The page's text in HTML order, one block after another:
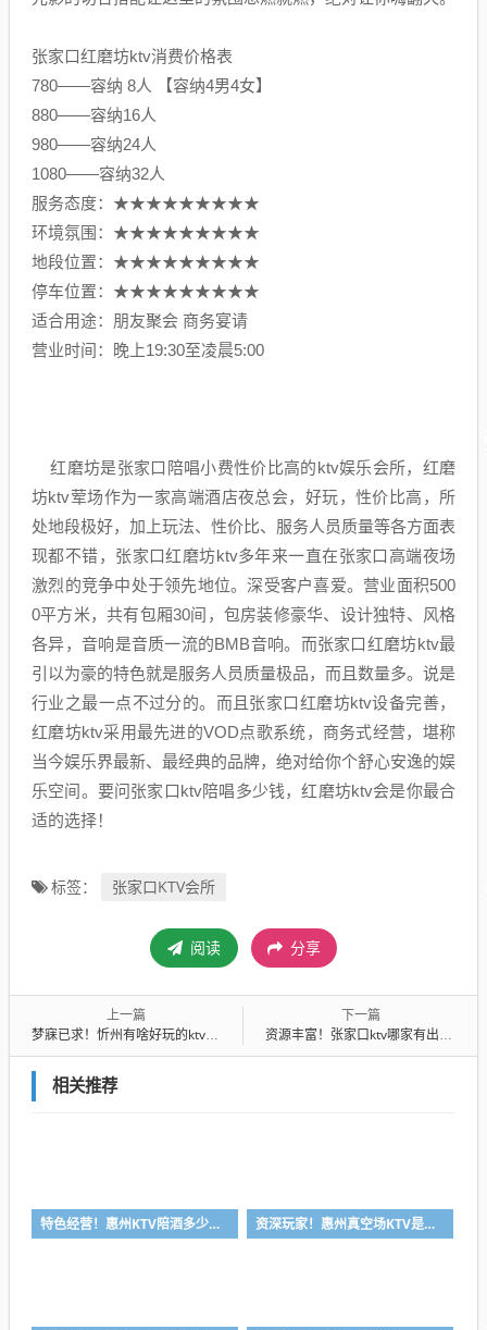
张家口红磨坊ktv消费价格表
780——容纳 8人 【容纳4男4女】
880——容纳16人
980——容纳24人
1080——容纳32人
服务态度：★★★★★★★★★
环境氛围：★★★★★★★★★
地段位置：★★★★★★★★★
停车位置：★★★★★★★★★
适合用途：朋友聚会 商务宴请
营业时间：晚上19:30至凌晨5:00
红磨坊是张家口陪唱小费性价比高的ktv娱乐会所，红磨
坊ktv荤场作为一家高端酒店夜总会，好玩，性价比高，所
处地段极好，加上玩法、性价比、服务人员质量等各方面表
现都不错，张家口红磨坊ktv多年来一直在张家口高端夜场
激烈的竞争中处于领先地位。深受客户喜爱。营业面积500
0平方米，共有包厢30间，包房装修豪华、设计独特、风格
各异，音响是音质一流的BMB音响。而张家口红磨坊ktv最
引以为豪的特色就是服务人员质量极品，而且数量多。说是
行业之最一点不过分的。而且张家口红磨坊ktv设备完善，
红磨坊ktv采用最先进的VOD点歌系统，商务式经营，堪称
当今娱乐界最新、最经典的品牌，绝对给你个舒心安逸的娱
乐空间。要问张家口ktv陪唱多少钱，红磨坊ktv会是你最合
适的选择！
标签： 张家口KTV会所
阅读 分享
上一篇
梦寐已求！忻州有啥好玩的ktv-领秀风尚ktv消费价格点评
下一篇
资源丰富！张家口ktv哪家有出台的-威尼斯酒店ktv消费价格点评
相关推荐
特色经营！惠州KTV陪酒多少钱-首选凯丽华酒店KTV会所消费行情推荐 资深玩家！惠州真空场KTV是干嘛的-首选大富豪酒店KTV会所消费行情推荐